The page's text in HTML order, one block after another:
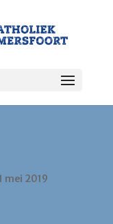
mei 2019